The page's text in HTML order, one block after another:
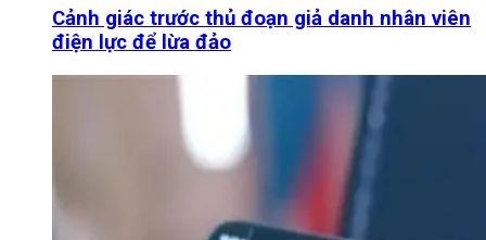
Cảnh giác trước thủ đoạn giả danh nhân viên
điện lực để lừa đảo